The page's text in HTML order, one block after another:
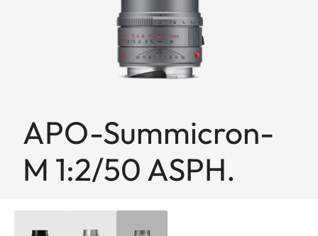
APO-Summicron-
M 1:2/50 ASPH.